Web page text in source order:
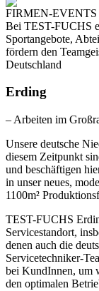
FIRMEN-EVENTS
Bei TEST-FUCHS
Sportangebote,
fördern den
Deutschland
Erding
– Arbeiten im
Unsere deutsche
diesem Zeitpunkt
und beschäftigen
in unser neues,
1100m²
TEST-FUCHS
Servicestandort,
denen auch die
Servicetechniker-
bei KundInnen, um
den optimalen